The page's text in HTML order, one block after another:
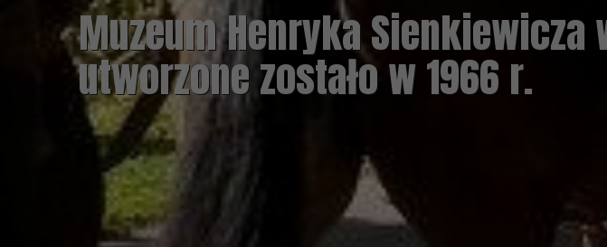
w Woli Okrzejskiej
w 1966 r.